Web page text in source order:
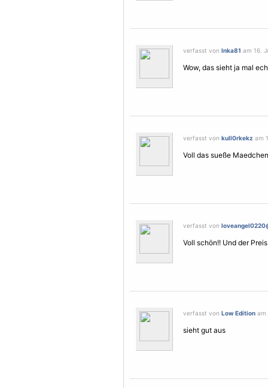
verfasst von Inka81 am 16.
Wow, das sieht ja mal
verfasst von kull0rkekz am
Voll das sueße
verfasst von
Voll schön!! Und der
verfasst von Low Edition am
sieht gut aus